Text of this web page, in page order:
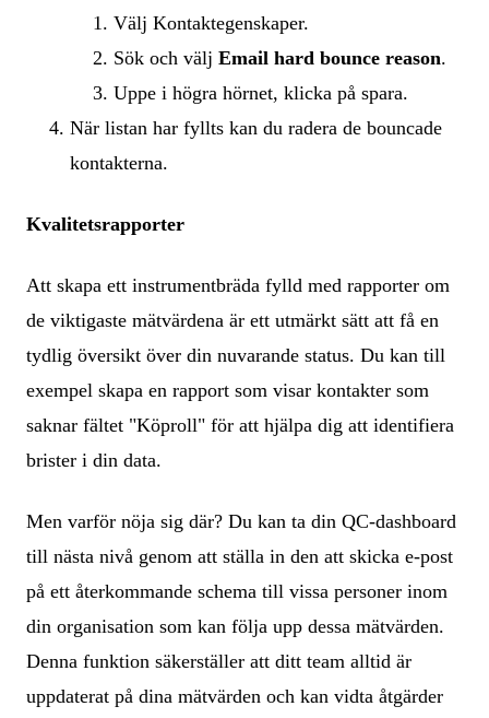
Välj Kontaktegenskaper.
Sök och välj Email hard bounce reason.
Uppe i högra hörnet, klicka på spara.
När listan har fyllts kan du radera de bouncade
kontakterna.
Kvalitetsrapporter
Att skapa ett instrumentbräda fylld med rapporter om
de viktigaste mätvärdena är ett utmärkt sätt att få en
tydlig översikt över din nuvarande status. Du kan till
exempel skapa en rapport som visar kontakter som
saknar fältet "Köproll" för att hjälpa dig att identifiera
brister i din data.
Men varför nöja sig där? Du kan ta din QC-dashboard
till nästa nivå genom att ställa in den att skicka e-post
på ett återkommande schema till vissa personer inom
din organisation som kan följa upp dessa mätvärden.
Denna funktion säkerställer att ditt team alltid är
uppdaterat på dina mätvärden och kan vidta åtgärder